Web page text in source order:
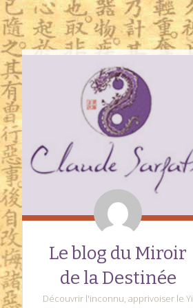
Le blog du Miroir
de la Destinée
Découvrir l'inconnu, apprivoiser le Yi